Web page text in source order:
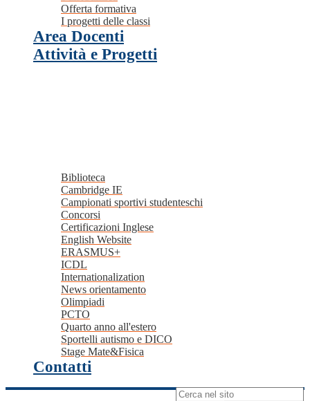
Offerta formativa
I progetti delle classi
Area Docenti
Attività e Progetti
Biblioteca
Cambridge IE
Campionati sportivi studenteschi
Concorsi
Certificazioni Inglese
English Website
ERASMUS+
ICDL
Internationalization
News orientamento
Olimpiadi
PCTO
Quarto anno all'estero
Sportelli autismo e DICO
Stage Mate&Fisica
Contatti
Campo di ricerca per le pagine del sito